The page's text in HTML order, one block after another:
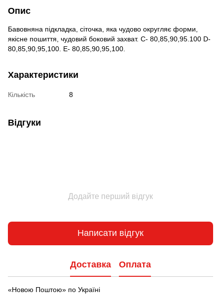
Опис
Бавовняна підкладка, сіточка, яка чудово округляє форми,
якісне пошиття, чудовий боковий захват. С- 80,85,90,95.100 D-
80,85,90,95,100. Е- 80,85,90,95,100.
Характеристики
Кількість 8
Відгуки
Додайте перший відгук
Написати відгук
Доставка Оплата
«Новою Поштою» по Україні